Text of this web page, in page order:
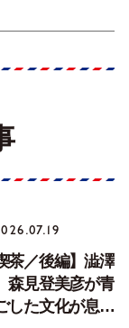
茶／後編】澁澤
森見登美彦が青
した文化が息づ